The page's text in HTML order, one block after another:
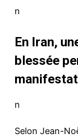
n
En Iran,
blessée
n
Selon Jean-